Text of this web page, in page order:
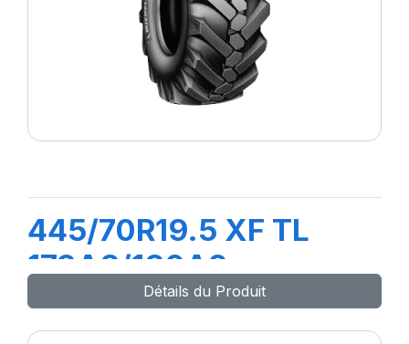
445/70R19.5 XF TL
173A8/180A2
Détails du Produit